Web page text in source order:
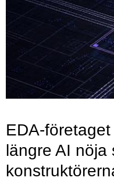
EDA-
längre AI nöja